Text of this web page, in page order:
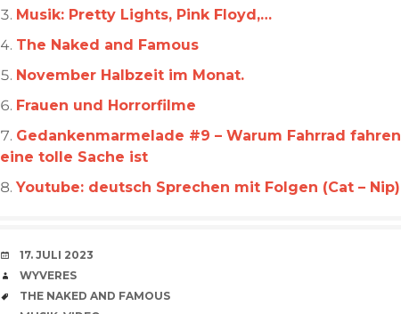
Musik: Pretty Lights, Pink Floyd,…
The Naked and Famous
November Halbzeit im Monat.
Frauen und Horrorfilme
Gedankenmarmelade #9 – Warum Fahrrad fahren
eine tolle Sache ist
Youtube: deutsch Sprechen mit Folgen (Cat – Nip)
VERABREDUNG
17. JULI 2023
VERFASSER
WYVERES
SCHLAGWÖRTER
THE NAKED AND FAMOUS